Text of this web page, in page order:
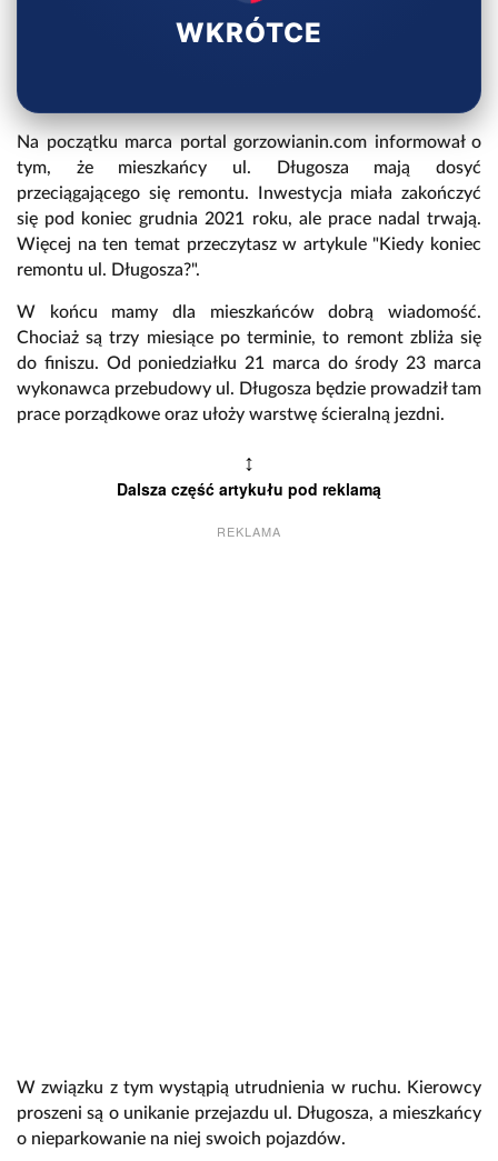
WKRÓTCE
Na początku marca portal gorzowianin.com informował o
tym, że mieszkańcy ul. Długosza mają dosyć
przeciągającego się remontu. Inwestycja miała zakończyć
się pod koniec grudnia 2021 roku, ale prace nadal trwają.
Więcej na ten temat przeczytasz w artykule "Kiedy koniec
remontu ul. Długosza?".
W końcu mamy dla mieszkańców dobrą wiadomość.
Chociaż są trzy miesiące po terminie, to remont zbliża się
do finiszu. Od poniedziałku 21 marca do środy 23 marca
wykonawca przebudowy ul. Długosza będzie prowadził tam
prace porządkowe oraz ułoży warstwę ścieralną jezdni.
↕
Dalsza część artykułu pod reklamą
REKLAMA
W związku z tym wystąpią utrudnienia w ruchu. Kierowcy
proszeni są o unikanie przejazdu ul. Długosza, a mieszkańcy
o nieparkowanie na niej swoich pojazdów.